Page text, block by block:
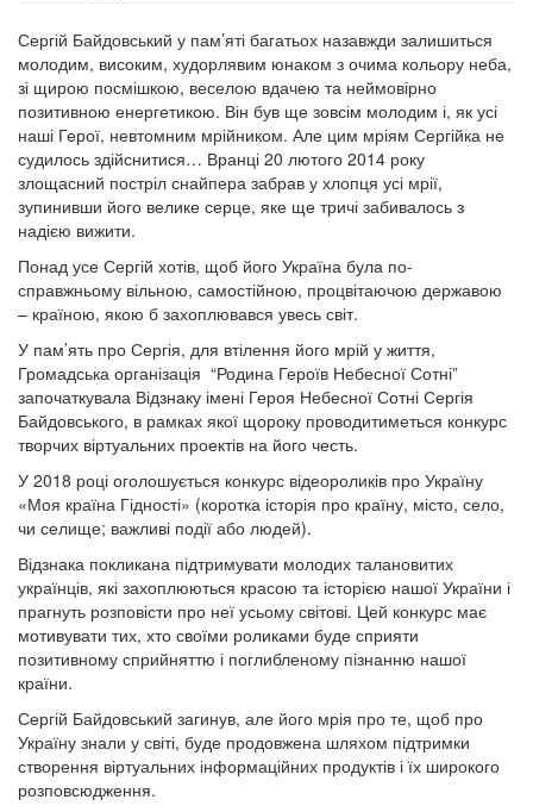
Сергій Байдовський у пам’яті багатьох назавжди залишиться
молодим, високим, худорлявим юнаком з очима кольору неба,
зі щирою посмішкою, веселою вдачею та неймовірно
позитивною енергетикою. Він був ще зовсім молодим і, як усі
наші Герої, невтомним мрійником. Але цим мріям Сергійка не
судилось здійснитися… Вранці 20 лютого 2014 року
злощасний постріл снайпера забрав у хлопця усі мрії,
зупинивши його велике серце, яке ще тричі забивалось з
надією вижити.
Понад усе Сергій хотів, щоб його Україна була по-
справжньому вільною, самостійною, процвітаючою державою
– країною, якою б захоплювався увесь світ.
У пам’ять про Сергія, для втілення його мрій у життя,
Громадська організація “Родина Героїв Небесної Сотні”
започаткувала Відзнаку імені Героя Небесної Сотні Сергія
Байдовського, в рамках якої щороку проводитиметься конкурс
творчих віртуальних проектів на його честь.
У 2018 році оголошується конкурс відеороликів про Україну
«Моя країна Гідності» (коротка історія про країну, місто, село,
чи селище; важливі події або людей).
Відзнака покликана підтримувати молодих талановитих
українців, які захоплюються красою та історією нашої України і
прагнуть розповісти про неї усьому світові. Цей конкурс має
мотивувати тих, хто своїми роликами буде сприяти
позитивному сприйняттю і поглибленому пізнанню нашої
країни.
Сергій Байдовський загинув, але його мрія про те, щоб про
Україну знали у світі, буде продовжена шляхом підтримки
створення віртуальних інформаційних продуктів і їх широкого
розповсюдження.